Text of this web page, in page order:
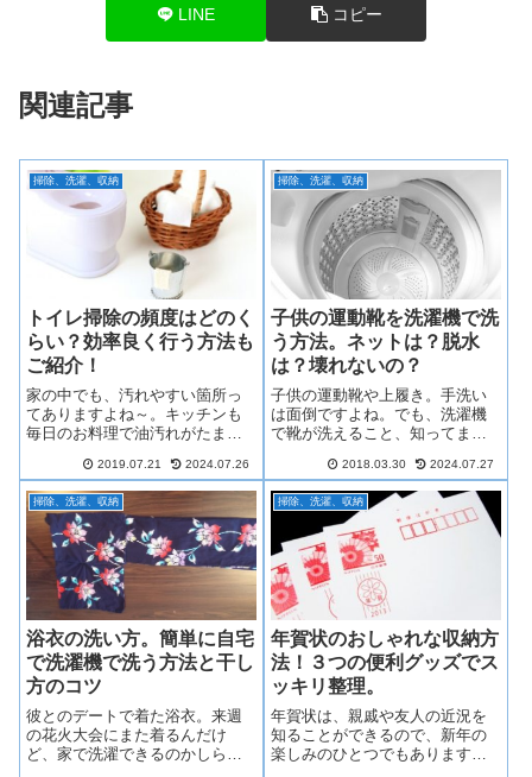
LINE コピー
関連記事
掃除、洗濯、収納
トイレ掃除の頻度はどのく
らい？効率良く行う方法も
ご紹介！
家の中でも、汚れやすい箇所っ
てありますよね～。キッチンも
毎日のお料理で油汚れがたまり
ちょっと掃除をサボると、すぐ
にカビが繁殖して大変なことに
なってしまいます。そんな中で
も、毎日使用するトイレって汚
れやすいですし、...
2019.07.21 2024.07.26
掃除、洗濯、収納
子供の運動靴を洗濯機で洗
う方法。ネットは？脱水
は？壊れないの？
子供の運動靴や上履き。手洗い
は面倒ですよね。でも、洗濯機
で靴が洗えること、知ってまし
機で洗うのは普通のことなんで
すってよ。このページでは、子
供の運動靴を洗濯機でラク～に
洗っちゃうためのあれこれを伝
授します。
2018.03.30 2024.07.27
掃除、洗濯、収納
浴衣の洗い方。簡単に自宅
で洗濯機で洗う方法と干し
方のコツ
彼とのデートで着た浴衣。来週
の花火大会にまた着るんだけ
ど、家で洗濯できるのかしら？
掃除、洗濯、収納
年賀状のおしゃれな収納方
法！３つの便利グッズでス
ッキリ整理。
年賀状は、親戚や友人の近況を
知ることができるので、新年の
楽しみのひとつでもありますよ